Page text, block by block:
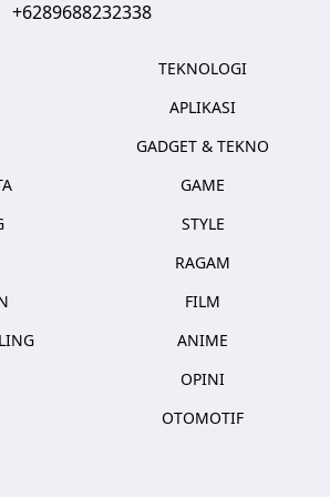
+6289688232338
TEKNOLOGI
APLIKASI
GADGET & TEKNO
GAME
STYLE
RAGAM
FILM
ANIME
OPINI
OTOMOTIF